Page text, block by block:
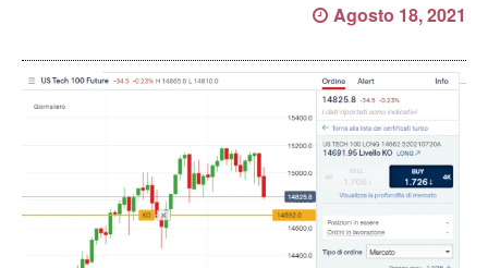
Agosto 18, 2021